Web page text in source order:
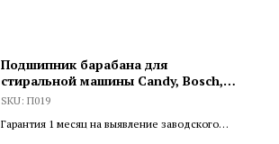
Подшипник барабана для
стиральной машины Candy, Bosch,
Siemens, Whirlpool 6208 ZZ, 40х80х18,
SKU: П019
Гарантия 1 месяц на выявление заводского